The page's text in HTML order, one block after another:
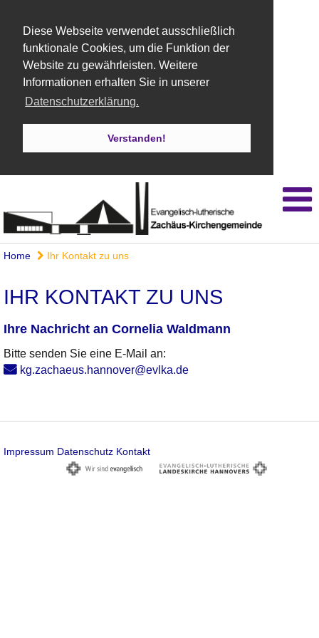
Diese Webseite verwendet ausschließlich
funktionale Cookies, um die Funktion der
Website zu gewährleisten. Weitere
Informationen erhalten Sie in unserer
Datenschutzerklärung.
Verstanden!
Home Ihr Kontakt zu uns
IHR KONTAKT ZU UNS
Ihre Nachricht an Cornelia Waldmann
Bitte senden Sie eine E-Mail an:
kg.zachaeus.hannover@evlka.de
Impressum Datenschutz Kontakt